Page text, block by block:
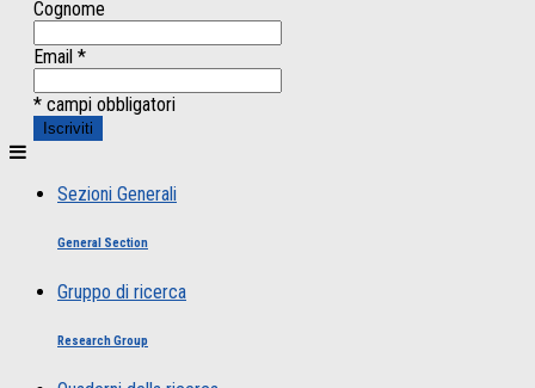
Cognome
Email *
* campi obbligatori
Sezioni Generali
General Section
Gruppo di ricerca
Research Group